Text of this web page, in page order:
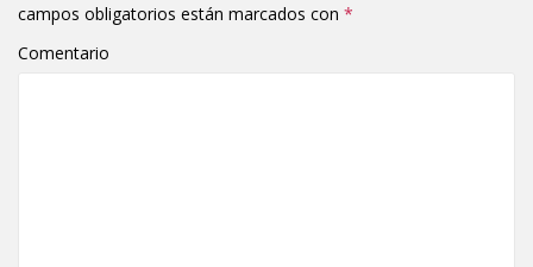
campos obligatorios están marcados con *
Comentario